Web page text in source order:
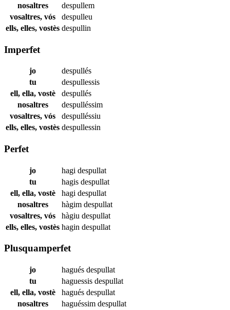
nosaltres
despullem
vosaltres, vós
despulleu
ells, elles, vostès despullin
Imperfet
jo
despullés
tu
despullessis
ell, ella, vostè
despullés
nosaltres
despulléssim
vosaltres, vós
despulléssiu
ells, elles, vostès despullessin
Perfet
jo hagi despullat
tu
hagis despullat
ell, ella, vostè
hagi despullat
nosaltres
hàgim despullat
vosaltres, vós
hàgiu despullat
ells, elles, vostès hagin despullat
Plusquamperfet
jo hagués despullat
tu
haguessis despullat
ell, ella, vostè
hagués despullat
nosaltres
haguéssim despullat